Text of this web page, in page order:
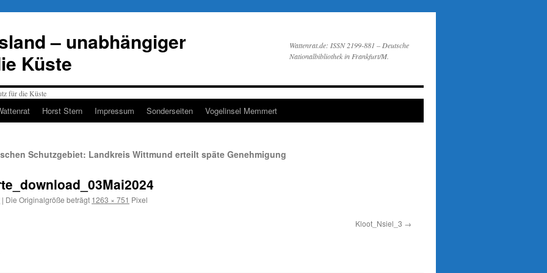
– unabhängiger
Küste
Wattenrat.de: ISSN 2199-881 – Deutsche
Nationalbibliothek in Frankfurt/M.
Horst Stern Impressum Sonderseiten Vogelinsel Memmert
Schutzgebiet: Landkreis Wittmund erteilt späte Genehmigung
| Die Originalgröße beträgt 1263 × 751 Pixel
Kloot_Nsiel_3